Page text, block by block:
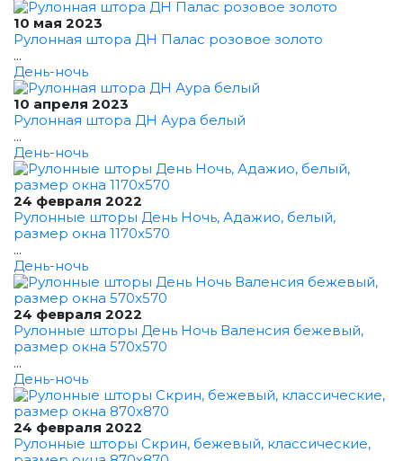
10 мая 2023
Рулонная штора ДН Палас розовое золото
...
День-ночь
10 апреля 2023
Рулонная штора ДН Аура белый
...
День-ночь
24 февраля 2022
Рулонные шторы День Ночь, Адажио, белый,
размер окна 1170x570
...
День-ночь
24 февраля 2022
Рулонные шторы День Ночь Валенсия бежевый,
размер окна 570x570
...
День-ночь
24 февраля 2022
Рулонные шторы Скрин, бежевый, классические,